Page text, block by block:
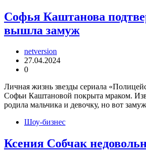
Софья Каштанова
вышла замуж
netversion
27.04.2024
0
Личная жизнь звезды сериала
Софьи Каштановой покрыта мраком.
родила мальчика и девочку, но вот
Шоу-бизнес
Ксения Собчак